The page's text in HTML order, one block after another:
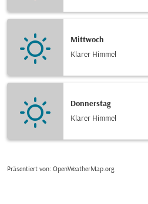
Mittwoch
Klarer Himmel
Donnerstag
Klarer Himmel
Präsentiert von: OpenWeatherMap.org